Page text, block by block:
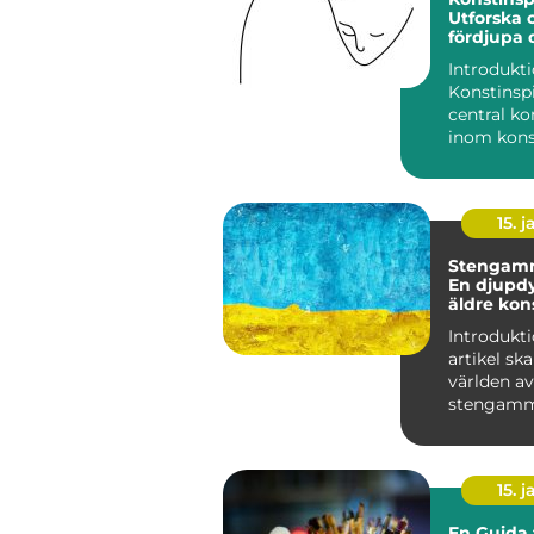
Utforska
fördjupa
central
inom
15.
En
äldre
artikel
världen av
som ha...
15.